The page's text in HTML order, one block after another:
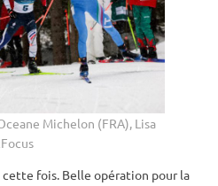
Michelon (FRA), Lisa
fois. Belle opération pour la